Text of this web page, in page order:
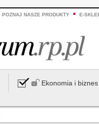
POZNAJ NASZE PRODUKTY E-
Ekonomia i biznes